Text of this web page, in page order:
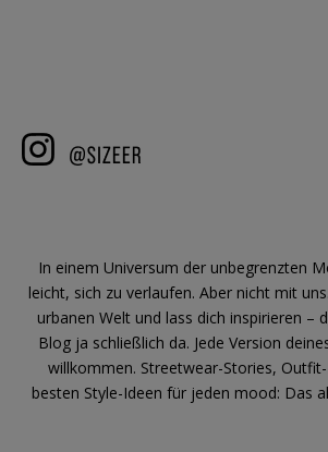
In einem Universum der unbegrenzten
leicht, sich zu verlaufen. Aber nicht mit
urbanen Welt und lass dich inspirieren –
Blog ja schließlich da. Jede Version
willkommen. Streetwear-Stories,
besten Style-Ideen für jeden mood: Das